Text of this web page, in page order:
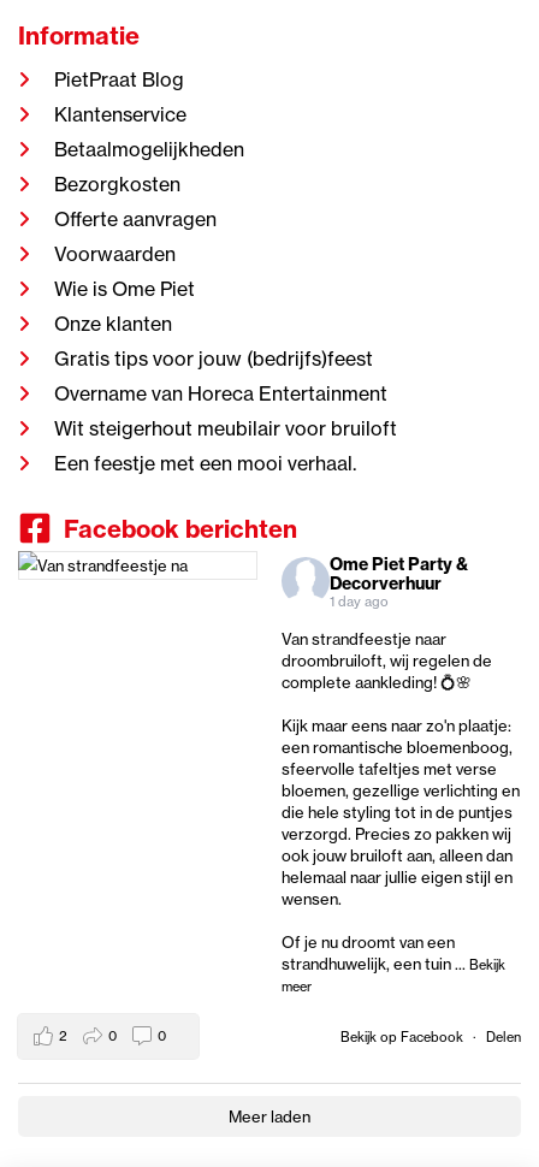
Informatie
PietPraat Blog
Klantenservice
Betaalmogelijkheden
Bezorgkosten
Offerte aanvragen
Voorwaarden
Wie is Ome Piet
Onze klanten
Gratis tips voor jouw (bedrijfs)feest
Overname van Horeca Entertainment
Wit steigerhout meubilair voor bruiloft
Een feestje met een mooi verhaal.
Facebook berichten
Ome Piet Party &
Decorverhuur
1 day ago
Van strandfeestje naar
droombruiloft, wij regelen de
complete aankleding! 💍🌸
Kijk maar eens naar zo'n plaatje:
een romantische bloemenboog,
sfeervolle tafeltjes met verse
bloemen, gezellige verlichting en
die hele styling tot in de puntjes
verzorgd. Precies zo pakken wij
ook jouw bruiloft aan, alleen dan
helemaal naar jullie eigen stijl en
wensen.
Of je nu droomt van een
strandhuwelijk, een tuin... Bekijk
meer
Bekijk op Facebook · Delen
2 0 0
Meer laden